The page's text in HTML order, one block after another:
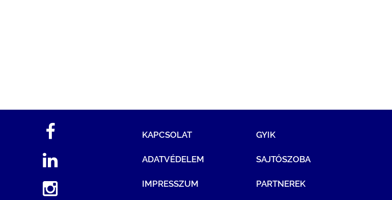
KAPCSOLAT
ADATVÉDELEM
IMPRESSZUM
GYIK
SAJTÓSZOBA
PARTNEREK